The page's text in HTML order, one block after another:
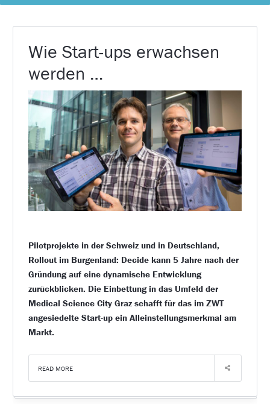
Wie Start-ups erwachsen
werden …
Pilotprojekte in der Schweiz und in Deutschland,
Rollout im Burgenland: Decide kann 5 Jahre nach der
Gründung auf eine dynamische Entwicklung
zurückblicken. Die Einbettung in das Umfeld der
Medical Science City Graz schafft für das im ZWT
angesiedelte Start-up ein Alleinstellungsmerkmal am
Markt.
READ MORE